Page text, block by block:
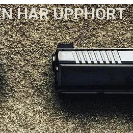
HAR UPPHÖRT